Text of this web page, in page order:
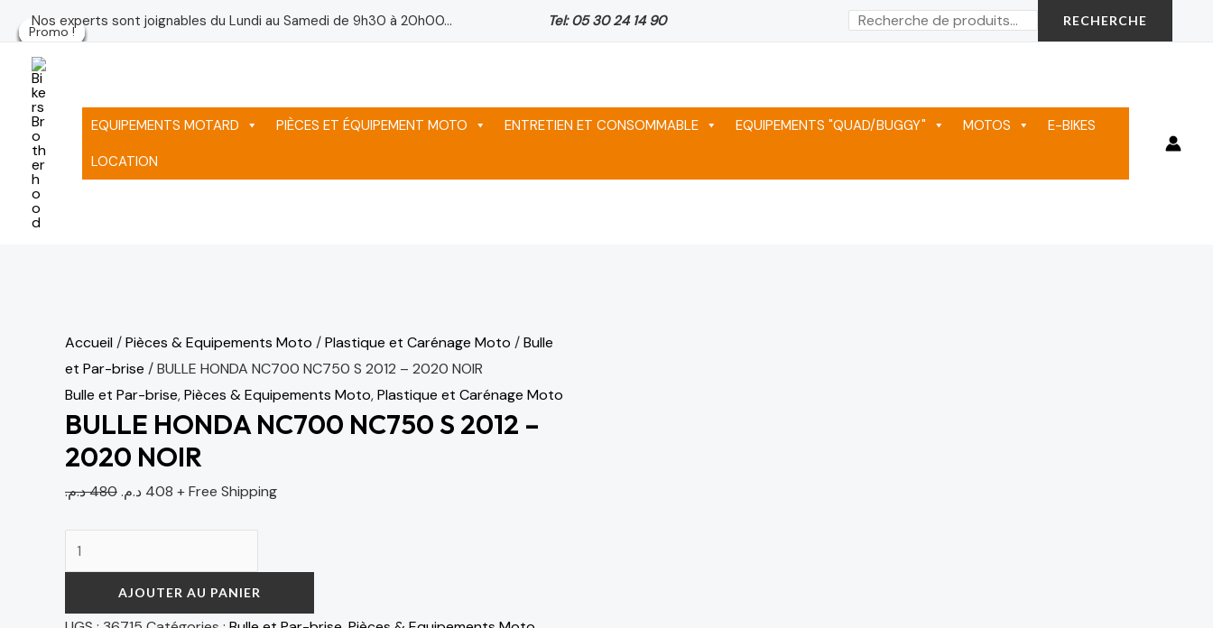
contenu
Nos experts sont joignables du Lundi au Samedi de 9h30 à 20h00... Tel: 05 30 24 14 90 Rechercher RECHERCHE
EQUIPEMENTS MOTARD PIÈCES ET ÉQUIPEMENT MOTO ENTRETIEN ET CONSOMMABLE EQUIPEMENTS "QUAD/BUGGY" MOTOS
E-BIKES
LOCATION
Promo !
Accueil/Pièces & Equipements Moto /Plastique et Carénage Moto /Bulle
et Par-brise / BULLE HONDA NC700 NC750 S 2012 – 2020 NOIR
Bulle et Par-brise,Pièces & Equipements Moto,Plastique et Carénage Moto
BULLE HONDA NC700 NC750 S 2012 –
2020 NOIR
480د.م.
480 د.م..
408 د.م.
Le
408 د.م..
+ Free Shipping
quantité
de
NC700
AJOUTER AU PANIER
Promo !
Promo !
Le
75 د.م..
Le
64 د.م..
Promo !
Promo !
Le
75 د.م..
Le
64 د.م..
Promo !
Promo !
Le
75 د.م..
Le
64 د.م..